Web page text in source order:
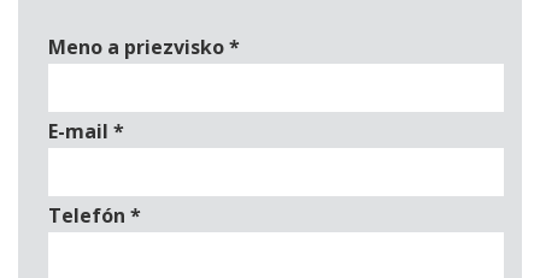
Meno a priezvisko*
E-mail *
Telefón *